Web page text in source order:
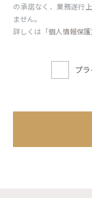
の承諾なく、業務遂行
ません。
詳しくは「個人情報保
プ